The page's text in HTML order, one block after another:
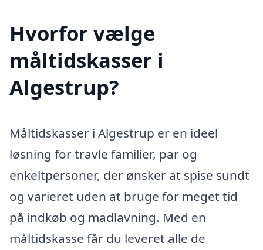
Hvorfor vælge
måltidskasser i
Algestrup?
Måltidskasser i Algestrup er en ideel
løsning for travle familier, par og
enkeltpersoner, der ønsker at spise sundt
og varieret uden at bruge for meget tid
på indkøb og madlavning. Med en
måltidskasse får du leveret alle de